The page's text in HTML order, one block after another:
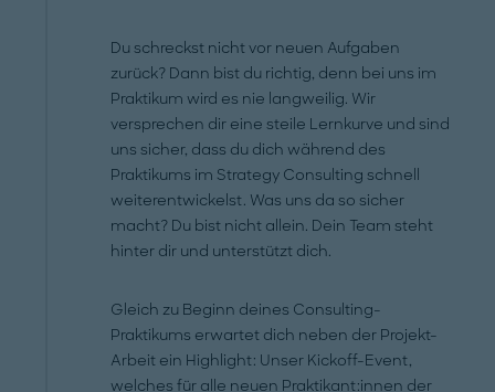
Du schreckst nicht vor neuen Aufgaben
zurück? Dann bist du richtig, denn bei uns im
Praktikum wird es nie langweilig. Wir
versprechen dir eine steile Lernkurve und sind
uns sicher, dass du dich während des
Praktikums im Strategy Consulting schnell
weiterentwickelst. Was uns da so sicher
macht? Du bist nicht allein. Dein Team steht
hinter dir und unterstützt dich.
Gleich zu Beginn deines Consulting-
Praktikums erwartet dich neben der Projekt-
Arbeit ein Highlight: Unser Kickoff-Event,
welches für alle neuen Praktikant:innen der